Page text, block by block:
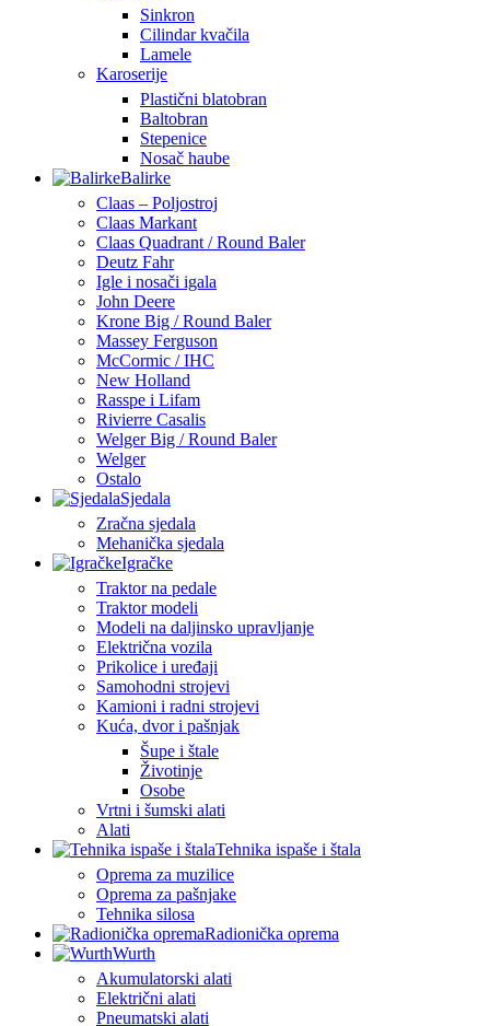
Sinkron
Cilindar kvačila
Lamele
Karoserije
Plastični blatobran
Baltobran
Stepenice
Nosač haube
Balirke
Claas – Poljostroj
Claas Markant
Claas Quadrant / Round Baler
Deutz Fahr
Igle i nosači igala
John Deere
Krone Big / Round Baler
Massey Ferguson
McCormic / IHC
New Holland
Rasspe i Lifam
Rivierre Casalis
Welger Big / Round Baler
Welger
Ostalo
Sjedala
Zračna sjedala
Mehanička sjedala
Igračke
Traktor na pedale
Traktor modeli
Modeli na daljinsko upravljanje
Električna vozila
Prikolice i uređaji
Samohodni strojevi
Kamioni i radni strojevi
Kuća, dvor i pašnjak
Šupe i štale
Životinje
Osobe
Vrtni i šumski alati
Alati
Tehnika ispaše i štala
Oprema za muzilice
Oprema za pašnjake
Tehnika silosa
Radionička oprema
Wurth
Akumulatorski alati
Električni alati
Pneumatski alati